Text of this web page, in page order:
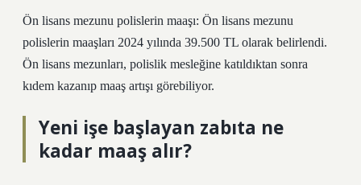
Ön lisans mezunu polislerin maaşı: Ön lisans mezunu
polislerin maaşları 2024 yılında 39.500 TL olarak belirlendi.
Ön lisans mezunları, polislik mesleğine katıldıktan sonra
kıdem kazanıp maaş artışı görebiliyor.
Yeni işe başlayan zabıta ne
kadar maaş alır?